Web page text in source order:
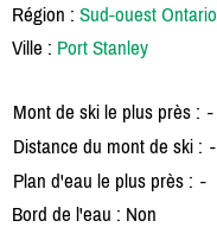
Région : Sud-ouest Ontario
Ville : Port Stanley
Mont de ski le plus près : -
Distance du mont de ski : -
Plan d'eau le plus près : -
Bord de l'eau : Non